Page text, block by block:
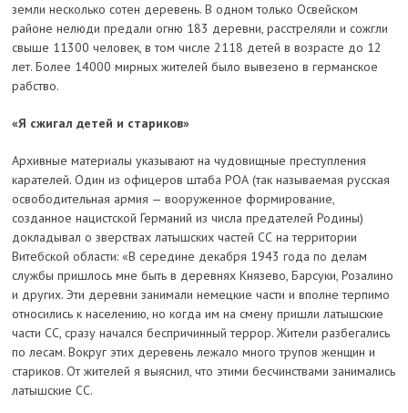
земли несколько сотен деревень. В одном только Освейском
районе нелюди предали огню 183 деревни, расстреляли и сожгли
свыше 11300 человек, в том числе 2118 детей в возрасте до 12
лет. Более 14000 мирных жителей было вывезено в германское
рабство.
«Я сжигал детей и стариков»
Архивные материалы указывают на чудовищные преступления
карателей. Один из офицеров штаба РОА (так называемая русская
освободительная армия — вооруженное формирование,
созданное нацистской Германий из числа предателей Родины)
докладывал о зверствах латышских частей СС на территории
Витебской области: «В середине декабря 1943 года по делам
службы пришлось мне быть в деревнях Князево, Барсуки, Розалино
и других. Эти деревни занимали немецкие части и вполне терпимо
относились к населению, но когда им на смену пришли латышские
части СС, сразу начался беспричинный террор. Жители разбегались
по лесам. Вокруг этих деревень лежало много трупов женщин и
стариков. От жителей я выяснил, что этими бесчинствами занимались
латышские СС.